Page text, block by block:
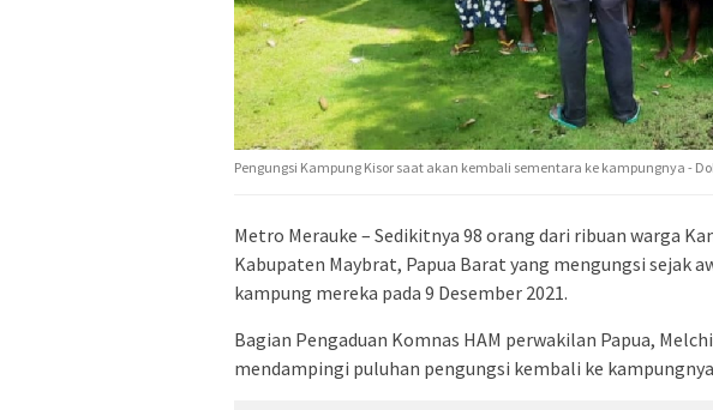
Pengungsi Kampung Kisor saat akan kembali sementara ke kampungnya -
Metro Merauke – Sedikitnya 98 orang dari ribuan warga
Kabupaten Maybrat, Papua Barat yang mengungsi sejak
kampung mereka pada 9 Desember 2021.
Bagian Pengaduan Komnas HAM perwakilan Papua,
mendampingi puluhan pengungsi kembali ke